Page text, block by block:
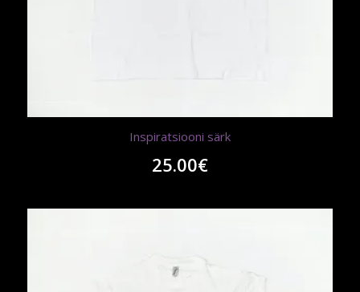
Inspiratsiooni särk
25.00€